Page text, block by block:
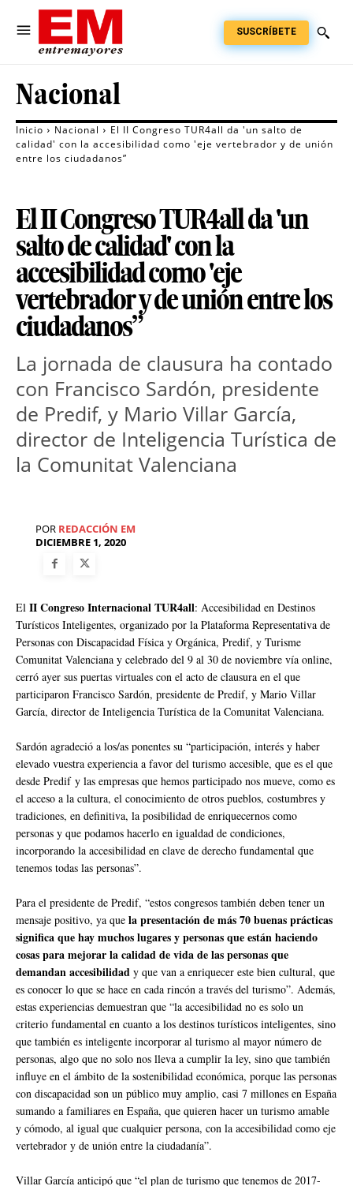
SUSCRÍBETE
Nacional
Inicio Nacional
El II Congreso TUR4all da 'un salto de
calidad' con la accesibilidad como 'eje vertebrador y de unión
entre los ciudadanos”
El II Congreso TUR4all da 'un
salto de calidad' con la
accesibilidad como 'eje
vertebrador y de unión entre los
ciudadanos”
La jornada de clausura ha contado
con Francisco Sardón, presidente
de Predif, y Mario Villar García,
director de Inteligencia Turística de
la Comunitat Valenciana
POR REDACCIÓN EM
DICIEMBRE 1, 2020
El II Congreso Internacional TUR4all: Accesibilidad en Destinos
Turísticos Inteligentes, organizado por la Plataforma Representativa de
Personas con Discapacidad Física y Orgánica, Predif, y Turisme
Comunitat Valenciana y celebrado del 9 al 30 de noviembre vía online,
cerró ayer sus puertas virtuales con el acto de clausura en el que
participaron Francisco Sardón, presidente de Predif, y Mario Villar
García, director de Inteligencia Turística de la Comunitat Valenciana.
Sardón agradeció a los/as ponentes su “participación, interés y haber
elevado vuestra experiencia a favor del turismo accesible, que es el que
desde Predif y las empresas que hemos participado nos mueve, como es
el acceso a la cultura, el conocimiento de otros pueblos, costumbres y
tradiciones, en definitiva, la posibilidad de enriquecernos como
personas y que podamos hacerlo en igualdad de condiciones,
incorporando la accesibilidad en clave de derecho fundamental que
tenemos todas las personas”.
Para el presidente de Predif, “estos congresos también deben tener un
mensaje positivo, ya que la presentación de más 70 buenas prácticas
significa que hay muchos lugares y personas que están haciendo
cosas para mejorar la calidad de vida de las personas que
demandan accesibilidad y que van a enriquecer este bien cultural, que
es conocer lo que se hace en cada rincón a través del turismo”. Además,
estas experiencias demuestran que “la accesibilidad no es solo un
criterio fundamental en cuanto a los destinos turísticos inteligentes, sino
que también es inteligente incorporar al turismo al mayor número de
personas, algo que no solo nos lleva a cumplir la ley, sino que también
influye en el ámbito de la sostenibilidad económica, porque las personas
con discapacidad son un público muy amplio, casi 7 millones en España
sumando a familiares en España, que quieren hacer un turismo amable
y cómodo, al igual que cualquier persona, con la accesibilidad como eje
vertebrador y de unión entre la ciudadanía”.
Villar García anticipó que “el plan de turismo que tenemos de 2017-